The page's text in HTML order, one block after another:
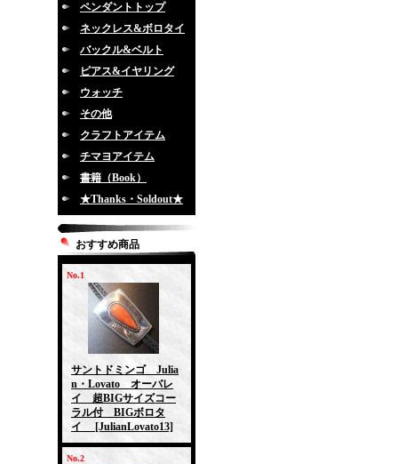
ペンダントトップ
ネックレス&ボロタイ
バックル&ベルト
ピアス&イヤリング
ウォッチ
その他
クラフトアイテム
チマヨアイテム
書籍（Book）
★Thanks・Soldout★
おすすめ商品
No.1
サントドミンゴ Julia
n・Lovato オーバレ
イ 超BIGサイズコー
ラル付 BIGボロタ
イ
[JulianLovato13]
No.2